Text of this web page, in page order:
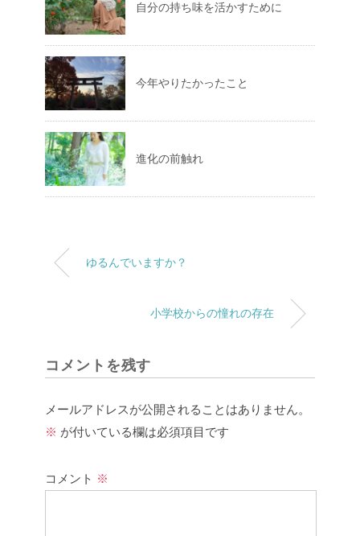
自分の持ち味を活かすために
今年やりたかったこと
進化の前触れ
ゆるんでいますか？
小学校からの憧れの存在
コメントを残す
メールアドレスが公開されることはありません。
※ が付いている欄は必須項目です
コメント ※